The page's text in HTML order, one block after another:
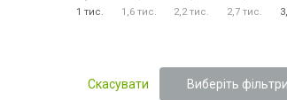
1,1 тис. 1,6 тис. 2,2 тис. 2,7 тис.
Скасувати Виберіть фільтри